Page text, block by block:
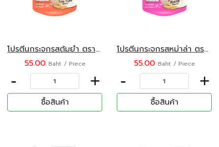
โปรตีนกระจกรสต้มยำ ตรา ลิลชี้พ
55.00 Baht. / Piece
- +
ซื้อสินค้า
โปรตีนกระจกรสหม่าล่า ตรา ลิลชี้พ
55.00 Baht. / Piece
- +
ซื้อสินค้า